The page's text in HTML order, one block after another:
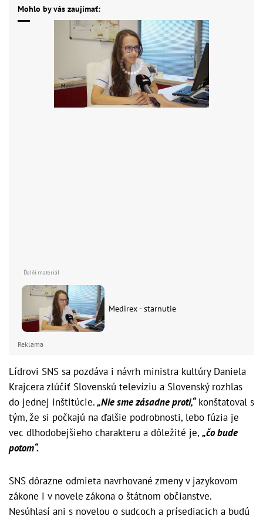
Mohlo by vás zaujímať:
Medirex - starnutie
Reklama
Lídrovi SNS sa pozdáva i návrh ministra kultúry Daniela
Krajcera zlúčiť Slovenskú televíziu a Slovenský rozhlas
do jednej inštitúcie.„Nie sme zásadne proti,“konštatoval s
tým, že si počkajú na ďalšie podrobnosti, lebo fúzia je
vec dlhodobejšieho charakteru a dôležité je, „čo bude
potom“.
SNS dôrazne odmieta navrhované zmeny v jazykovom
zákone i v novele zákona o štátnom občianstve.
Nesúhlasí ani s novelou o sudcoch a prísediacich a budú